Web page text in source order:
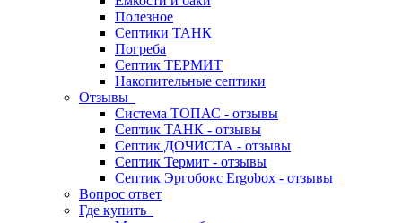
Полезное
Септики ТАНК
Погреба
Септик ТЕРМИТ
Накопительные септики
Отзывы
Система ТОПАС - отзывы
Септик ТАНК - отзывы
Септик ДОЧИСТА - отзывы
Септик Термит - отзывы
Септик Эргобокс Ergobox - отзывы
Вопрос ответ
Где купить